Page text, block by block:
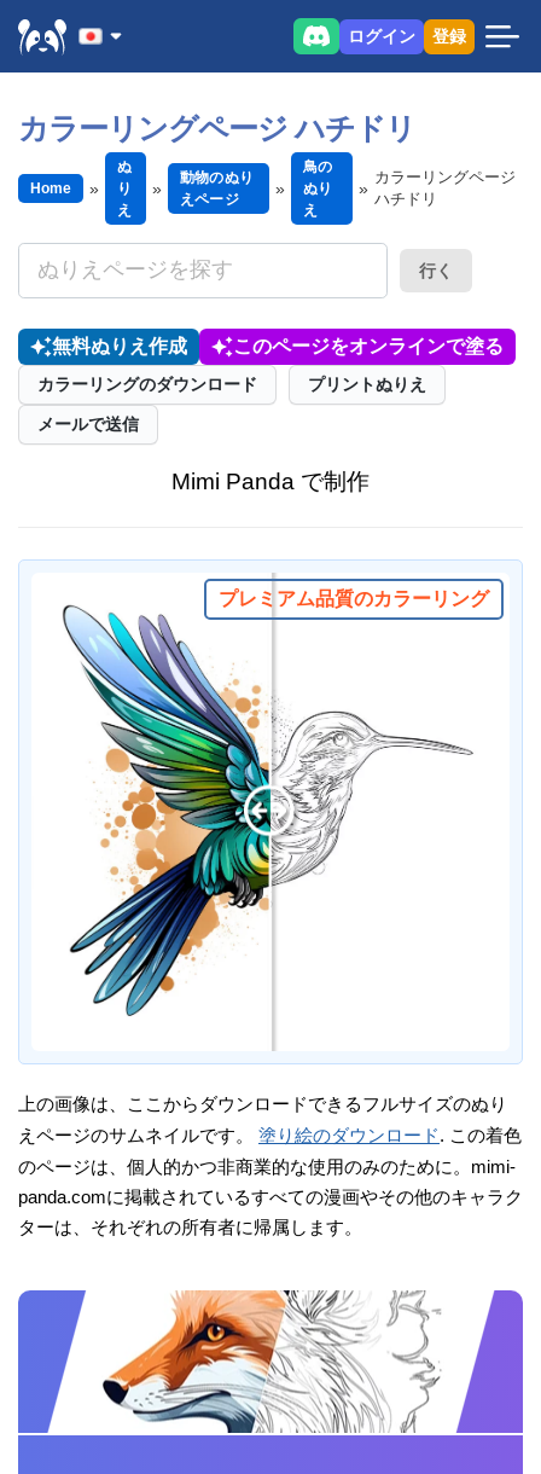
ログイン 登録
カラーリングページ ハチドリ
Home
ぬ
り
え
動物のぬり
えページ
鳥の
ぬり
え
カラーリングページ
ハチドリ
行く
無料ぬりえ作成 このページをオンラインで塗る
カラーリングのダウンロード プリントぬりえ
メールで送信
Mimi Panda で制作
プレミアム品質のカラーリング
上の画像は、ここからダウンロードできるフルサイズのぬり
えページのサムネイルです。 塗り絵のダウンロード. この着色
のページは、個人的かつ非商業的な使用のみのために。mimi-
panda.comに掲載されているすべての漫画やその他のキャラク
ターは、それぞれの所有者に帰属します。